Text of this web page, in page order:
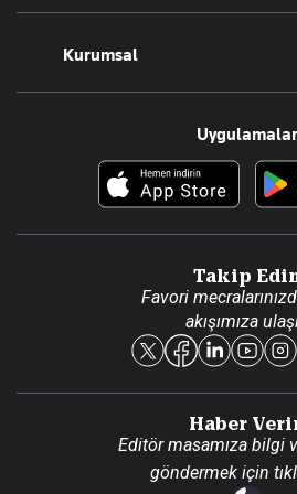
Magazin
Teknoloji
Resmî Ilanlar
Foto Haber
Kurumsal
Hakkımızda
Künye
Reklam Ver
Uygulamalar
Takip
Favori
akışımıza
Haber
Editör masamıza bilgi
göndermek için